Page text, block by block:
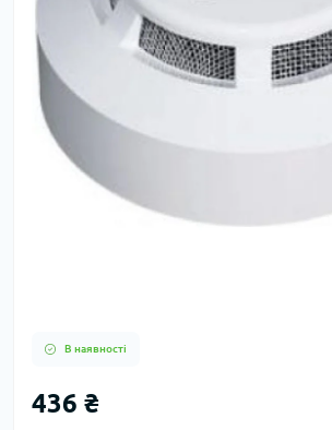
В наявності
436 ₴